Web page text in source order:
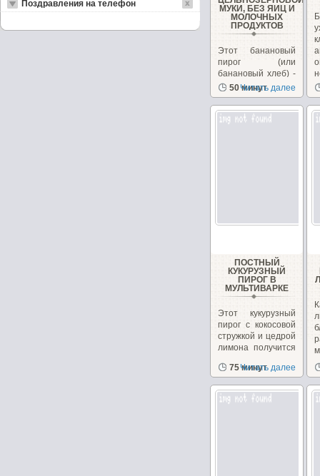
МУКИ, БЕЗ ЯИЦ И
МОЛОЧНЫХ
ПРОДУКТОВ
Этот банановый
пирог (или
банановый хлеб) -
довольно
популярный
десерт в Индии....
50 минут
Читать далее
ПОСТНЫЙ
КУКУРУЗНЫЙ
ПИРОГ В
МУЛЬТИВАРКЕ
Этот кукурузный
пирог с кокосовой
стружкой и цедрой
лимона получится
75 минут
Читать далее
Поздравления на телефон